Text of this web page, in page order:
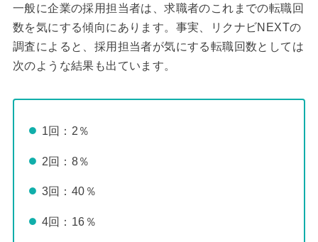
一般に企業の採用担当者は、求職者のこれまでの転職回
数を気にする傾向にあります。事実、リクナビNEXTの
調査によると、採用担当者が気にする転職回数としては
次のような結果も出ています。
1回：2％
2回：8％
3回：40％
4回：16％